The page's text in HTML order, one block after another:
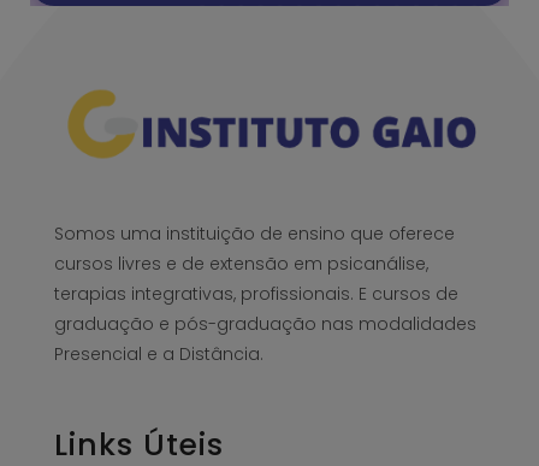
Somos uma instituição de ensino que oferece
cursos livres e de extensão em psicanálise,
terapias integrativas, profissionais. E cursos de
graduação e pós-graduação nas modalidades
Presencial e a Distância.
Links Úteis